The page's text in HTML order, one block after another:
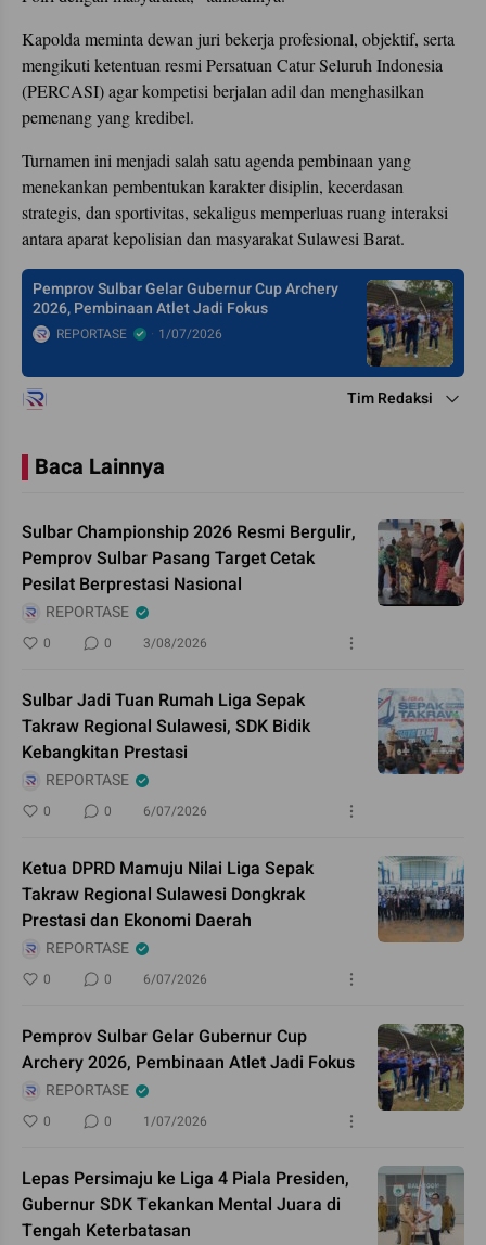
Kapolda meminta dewan juri bekerja profesional, objektif, serta
mengikuti ketentuan resmi Persatuan Catur Seluruh Indonesia
(PERCASI) agar kompetisi berjalan adil dan menghasilkan
pemenang yang kredibel.
Turnamen ini menjadi salah satu agenda pembinaan yang
menekankan pembentukan karakter disiplin, kecerdasan
strategis, dan sportivitas, sekaligus memperluas ruang interaksi
antara aparat kepolisian dan masyarakat Sulawesi Barat.
Pemprov Sulbar Gelar Gubernur Cup Archery
2026, Pembinaan Atlet Jadi Fokus
REPORTASE 1/07/2026
Tim Redaksi
Baca Lainnya
Sulbar Championship 2026 Resmi Bergulir,
Pemprov Sulbar Pasang Target Cetak
Pesilat Berprestasi Nasional
REPORTASE
0 0 3/08/2026
Sulbar Jadi Tuan Rumah Liga Sepak
Takraw Regional Sulawesi, SDK Bidik
Kebangkitan Prestasi
REPORTASE
0 0 6/07/2026
Ketua DPRD Mamuju Nilai Liga Sepak
Takraw Regional Sulawesi Dongkrak
Prestasi dan Ekonomi Daerah
REPORTASE
0 0 6/07/2026
Pemprov Sulbar Gelar Gubernur Cup
Archery 2026, Pembinaan Atlet Jadi Fokus
REPORTASE
0 0 1/07/2026
Lepas Persimaju ke Liga 4 Piala Presiden,
Gubernur SDK Tekankan Mental Juara di
Tengah Keterbatasan